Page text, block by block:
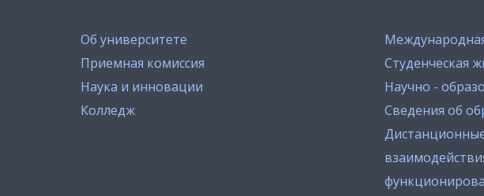
Об университете
Приемная комиссия
Наука и инновации
Колледж
Студенческая
Научно -
Сведения об